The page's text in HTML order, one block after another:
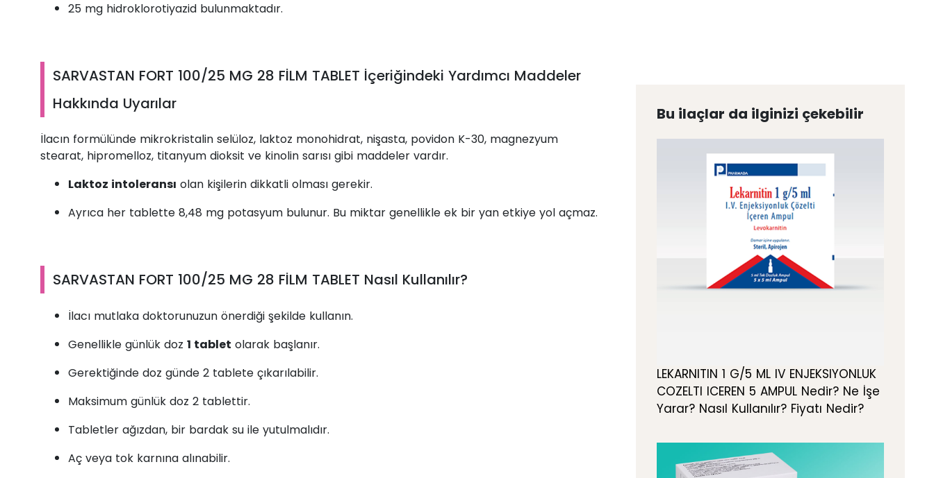
25 mg hidroklorotiyazid bulunmaktadır.
SARVASTAN FORT 100/25 MG 28 FİLM TABLET İçeriğindeki Yardımcı Maddeler
Hakkında Uyarılar
İlacın formülünde mikrokristalin selüloz, laktoz monohidrat, nişasta, povidon K-30, magnezyum
stearat, hipromelloz, titanyum dioksit ve kinolin sarısı gibi maddeler vardır.
Laktoz intoleransı olan kişilerin dikkatli olması gerekir.
Ayrıca her tablette 8,48 mg potasyum bulunur. Bu miktar genellikle ek bir yan etkiye yol açmaz.
SARVASTAN FORT 100/25 MG 28 FİLM TABLET Nasıl Kullanılır?
İlacı mutlaka doktorunuzun önerdiği şekilde kullanın.
Genellikle günlük doz 1 tablet olarak başlanır.
Gerektiğinde doz günde 2 tablete çıkarılabilir.
Maksimum günlük doz 2 tablettir.
Tabletler ağızdan, bir bardak su ile yutulmalıdır.
Aç veya tok karnına alınabilir.
Bu ilaçlar da ilginizi çekebilir
LEKARNITIN 1 G/5 ML IV ENJEKSIYONLUK
COZELTI ICEREN 5 AMPUL Nedir? Ne İşe
Yarar? Nasıl Kullanılır? Fiyatı Nedir?